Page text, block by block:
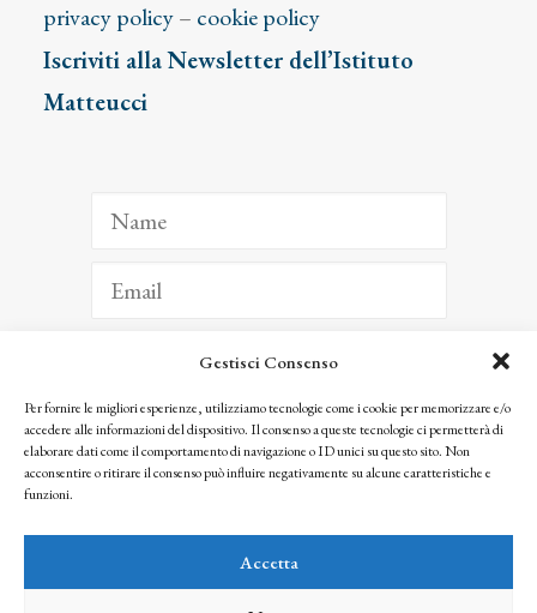
Gestisci Consenso
Per fornire le migliori esperienze, utilizziamo tecnologie come i cookie per memorizzare e/o
accedere alle informazioni del dispositivo. Il consenso a queste tecnologie ci permetterà di
elaborare dati come il comportamento di navigazione o ID unici su questo sito. Non
acconsentire o ritirare il consenso può influire negativamente su alcune caratteristiche e
funzioni.
Accetta
privacy policy– cookie policy
Iscriviti alla Newsletter dell’Istituto
Matteucci
ISCRIVITI
Facendo clic per iscriverti, riconosci che le tue informazioni saranno trattate
seguendo la nostra Privacy Policy
© 2025 Istituto Matteucci. All right reserved
l’autorizzazione scritta dei proprietari dei diritti e dell’Istituto Matteucci